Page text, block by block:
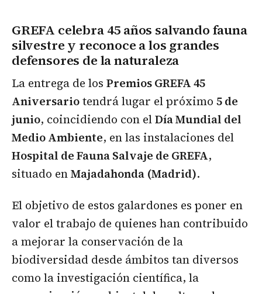
GREFA celebra 45 años salvando fauna
silvestre y reconoce a los grandes
defensores de la naturaleza
La entrega de los Premios GREFA 45
Aniversariotendrá lugar el próximo 5 de
junio, coincidiendo con elDía Mundial del
Medio Ambiente, en las instalaciones del
Hospital de Fauna Salvaje de GREFA,
situado enMajadahonda (Madrid).
El objetivo de estos galardones es poner en
valor el trabajo de quienes han contribuido
a mejorar la conservación de la
biodiversidad desde ámbitos tan diversos
como la investigación científica, la